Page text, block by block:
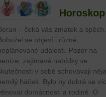
– čeká vás zmatek a spěch.
se objeví i různé
události. Pozor na
zajímavé nabídky ve
v sobě schovávají
háček. Bylo by dobré se
domácnosti a rodině. O